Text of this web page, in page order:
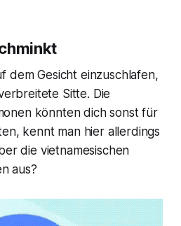
dem Gesicht einzuschlafen,
Sitte. Die
könnten dich sonst für
kennt man hier allerdings
die vietnamesischen
aus?